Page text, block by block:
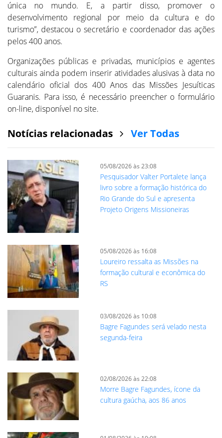
única no mundo. E, a partir disso, promover o
desenvolvimento regional por meio da cultura e do
turismo”, destacou o secretário e coordenador das ações
pelos 400 anos.
Organizações públicas e privadas, municípios e agentes
culturais ainda podem inserir atividades alusivas à data no
calendário oficial dos 400 Anos das Missões Jesuíticas
Guaranis. Para isso, é necessário preencher o formulário
on-line, disponível no site.
Notícias relacionadas Ver Todas
05/08/2026 às 23:08
Pesquisador Valter Portalete lança
livro sobre a formação histórica do
Rio Grande do Sul e apresenta
Projeto Origens Missioneiras
05/08/2026 às 16:08
Loureiro ressalta as Missões na
formação cultural e econômica do
RS
03/08/2026 às 10:08
Bagre Fagundes será velado nesta
segunda-feira
02/08/2026 às 22:08
Morre Bagre Fagundes, ícone da
cultura gaúcha, aos 86 anos